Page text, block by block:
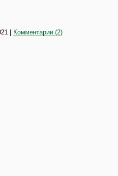
Комментарии (2)